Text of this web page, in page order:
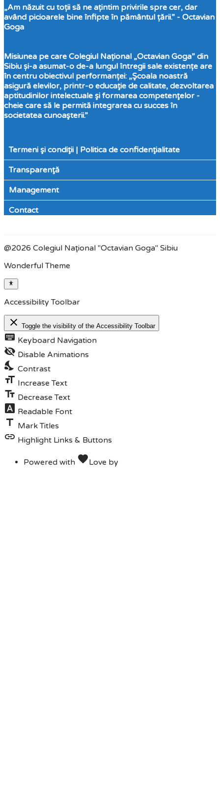
„Am năzuit cu toții să ne ațintim privirile spre cer, dar
având picioarele bine înfipte în pământul țării.” - Octavian
Goga
Misiunea pe care Colegiul Național „Octavian Goga” din
Sibiu și-a asumat-o de-a lungul întregii sale existențe are
în centru obiectivul performanței: „Şcoala noastră
asigură elevilor, printr-o educaţie de calitate, dezvoltarea
aptitudinilor intelectuale şi formarea competenţelor -
cheie care să le permită integrarea cu succes în
societatea cunoaşterii.”
Termeni şi condiţii | Politica de confidenţialitate
Transparenţă
Management
Contact
@2026 Colegiul Naţional "Octavian Goga" Sibiu
Wonderful Theme
Accessibility Toolbar
close Toggle the visibility of the Accessibility Toolbar
keyboard Keyboard Navigation
visibility_off Disable Animations
nights_stay Contrast
format_size Increase Text
text_fields Decrease Text
font_download Readable Font
title Mark Titles
link Highlight Links & Buttons
Powered with favoriteLove by